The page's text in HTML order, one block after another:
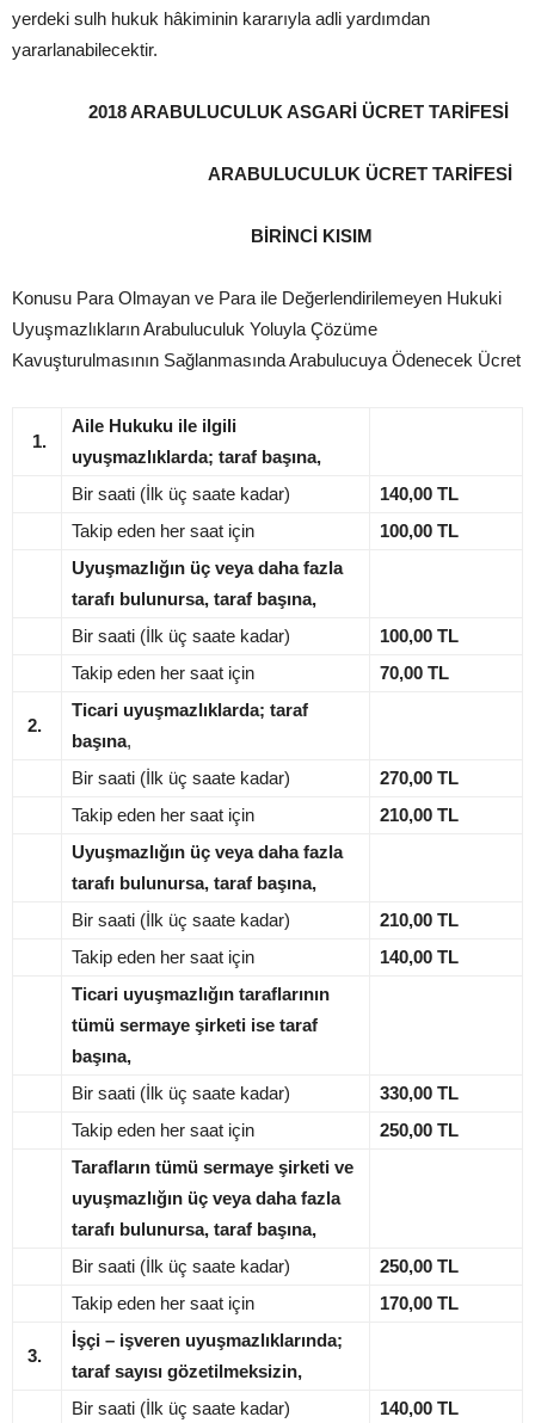
yerdeki sulh hukuk hâkiminin kararıyla adli yardımdan
yararlanabilecektir.
2018 ARABULUCULUK ASGARİ ÜCRET TARİFESİ
ARABULUCULUK ÜCRET TARİFESİ
BİRİNCİ KISIM
Konusu Para Olmayan ve Para ile Değerlendirilemeyen Hukuki
Uyuşmazlıkların Arabuluculuk Yoluyla Çözüme
Kavuşturulmasının Sağlanmasında Arabulucuya Ödenecek Ücret
1.
Aile Hukuku ile ilgili
uyuşmazlıklarda; taraf başına,
Bir saati (İlk üç saate kadar)
140,00 TL
Takip eden her saat için
100,00 TL
Uyuşmazlığın üç veya daha fazla
tarafı bulunursa, taraf başına,
Bir saati (İlk üç saate kadar)
100,00 TL
Takip eden her saat için
70,00 TL
2.
Ticari uyuşmazlıklarda; taraf
başına,
Bir saati (İlk üç saate kadar)
270,00 TL
Takip eden her saat için
210,00 TL
Uyuşmazlığın üç veya daha fazla
tarafı bulunursa, taraf başına,
Bir saati (İlk üç saate kadar)
210,00 TL
Takip eden her saat için
140,00 TL
Ticari uyuşmazlığın taraflarının
tümü sermaye şirketi ise taraf
başına,
Bir saati (İlk üç saate kadar)
330,00 TL
Takip eden her saat için
250,00 TL
Tarafların tümü sermaye şirketi ve
uyuşmazlığın üç veya daha fazla
tarafı bulunursa, taraf başına,
Bir saati (İlk üç saate kadar)
250,00 TL
Takip eden her saat için
170,00 TL
3.
İşçi – işveren uyuşmazlıklarında;
taraf sayısı gözetilmeksizin,
Bir saati (İlk üç saate kadar)
140,00 TL